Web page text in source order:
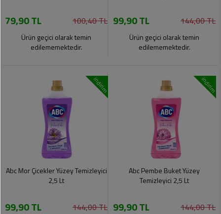
79,90 TL 100,40 TL
Ürün geçici olarak temin
edilememektedir.
99,90 TL 144,00 TL
Ürün geçici olarak temin
edilememektedir.
indirim
Abc Mor Çicekler Yüzey Temizleyici
2,5 Lt
99,90 TL 144,00 TL
indirim
Abc Pembe Buket Yüzey
Temizleyici 2,5 Lt
99,90 TL 144,00 TL